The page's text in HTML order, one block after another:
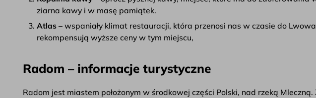
ziarna kawy i w masę pamiątek.
Atlas – wspaniały klimat restauracji, która przenosi nas w czasie do
rekompensują wyższe ceny w tym miejscu,
Radom – informacje turystyczne
Radom jest miastem położonym w środkowej części Polski, nad rzeką